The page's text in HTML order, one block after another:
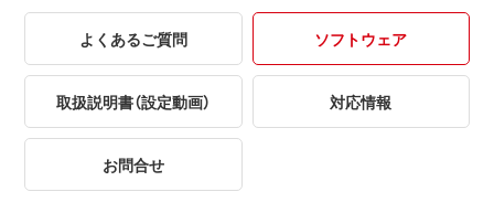
よくあるご質問 ソフトウェア
取扱説明書（設定動画） 対応情報
お問合せ